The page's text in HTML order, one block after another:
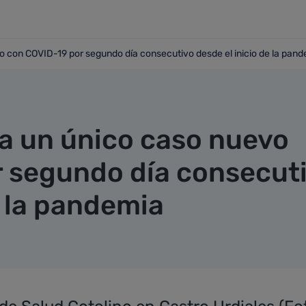
con COVID-19 por segundo día consecutivo desde el
COVID-19 por segundo día consecutivo desde el inicio de la
un único caso nuevo
segundo día
pandemia